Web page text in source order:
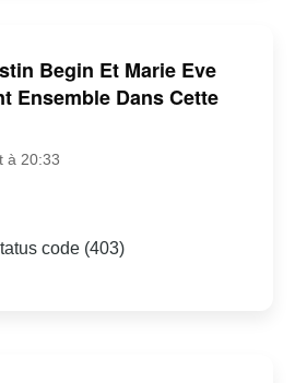
Begin Et Marie Eve
Ensemble Dans Cette
à 20:33
code (403)